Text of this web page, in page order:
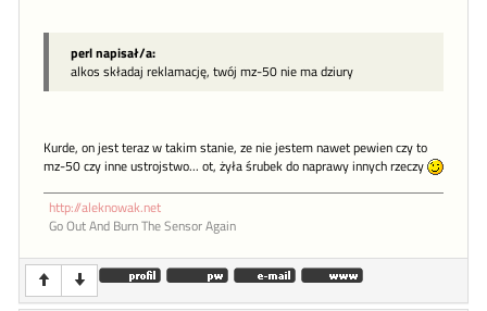
perl napisał/a:
alkos składaj reklamację, twój mz-50 nie ma dziury
Kurde, on jest teraz w takim stanie, ze nie jestem nawet pewien czy to
mz-50 czy inne ustrojstwo... ot, żyła śrubek do naprawy innych rzeczy
http://aleknowak.net
Go Out And Burn The Sensor Again